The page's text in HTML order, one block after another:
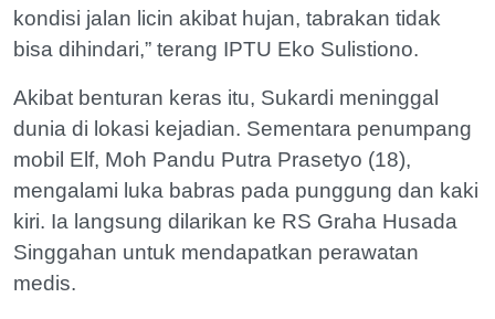
kondisi jalan licin akibat hujan, tabrakan tidak
bisa dihindari,” terang IPTU Eko Sulistiono.
Akibat benturan keras itu, Sukardi meninggal
dunia di lokasi kejadian. Sementara penumpang
mobil Elf, Moh Pandu Putra Prasetyo (18),
mengalami luka babras pada punggung dan kaki
kiri. Ia langsung dilarikan ke RS Graha Husada
Singgahan untuk mendapatkan perawatan
medis.